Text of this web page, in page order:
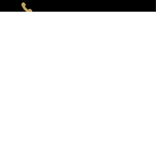
06 13 07 33 28